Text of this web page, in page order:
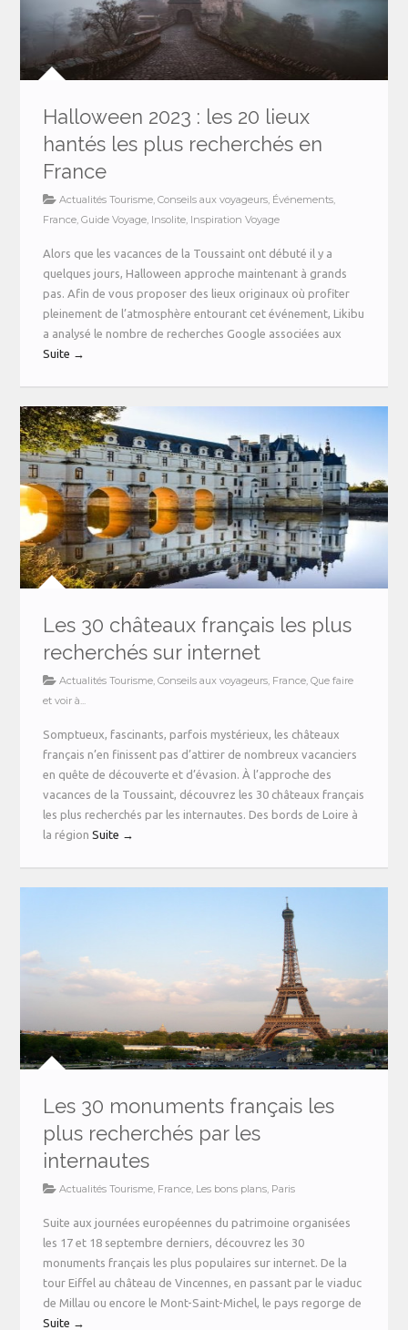
Halloween 2023 : les 20 lieux
hantés les plus recherchés en
France
Actualités Tourisme,Conseils aux voyageurs, Événements,
France,Guide Voyage, Insolite, Inspiration Voyage
Alors que les vacances de la Toussaint ont débuté il y a
quelques jours, Halloween approche maintenant à grands
pas. Afin de vous proposer des lieux originaux où profiter
pleinement de l’atmosphère entourant cet événement, Likibu
a analysé le nombre de recherches Google associées aux
Suite →
Les 30 châteaux français les plus
recherchés sur internet
Actualités Tourisme,Conseils aux voyageurs, France,Que faire
et voir à...
Somptueux, fascinants, parfois mystérieux, les châteaux
français n’en finissent pas d’attirer de nombreux vacanciers
en quête de découverte et d’évasion. À l’approche des
vacances de la Toussaint, découvrez les 30 châteaux français
les plus recherchés par les internautes. Des bords de Loire à
la régionSuite →
Les 30 monuments français les
plus recherchés par les
internautes
Actualités Tourisme, France, Les bons plans, Paris
Suite aux journées européennes du patrimoine organisées
les 17 et 18 septembre derniers, découvrez les 30
monuments français les plus populaires sur internet. De la
tour Eiffel au château de Vincennes, en passant par le viaduc
de Millau ou encore le Mont-Saint-Michel, le pays regorge de
Suite →